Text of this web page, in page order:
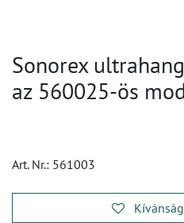
Sonorex
az 560025-ös
Art. Nr.: 561003